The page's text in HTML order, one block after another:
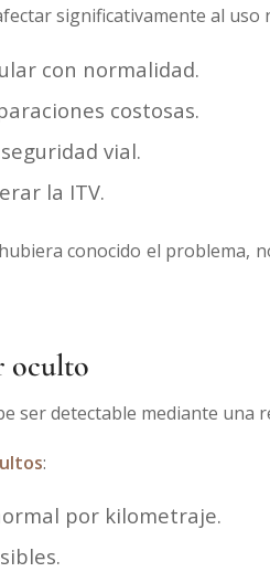
significativamente al uso
con normalidad.
costosas.
vial.
la ITV.
conocido el problema,
oculto
ser detectable mediante una
:
por kilometraje.